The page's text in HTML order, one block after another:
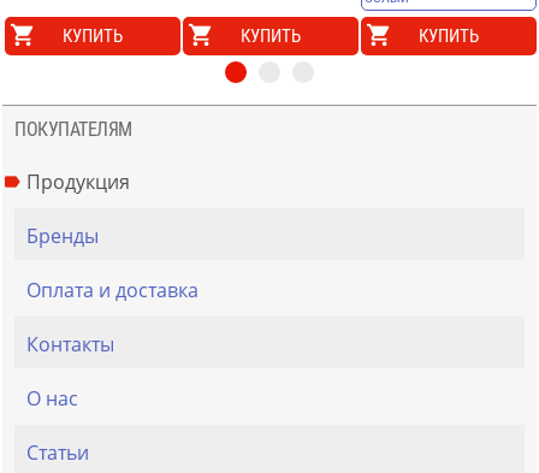
КУПИТЬ КУПИТЬ КУПИТЬ
ПОКУПАТЕЛЯМ
Продукция
Бренды
Оплата и доставка
Контакты
О нас
Статьи